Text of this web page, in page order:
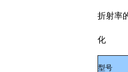
折射率
化
型号